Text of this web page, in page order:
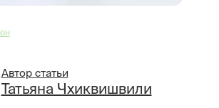
Автор статьи
Татьяна Чхиквишвили